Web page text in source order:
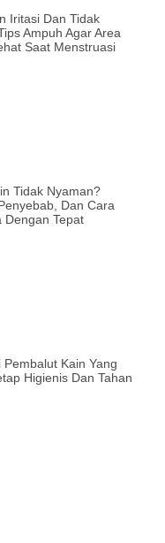
Iritasi Dan Tidak
Ampuh Agar Area
Saat Menstruasi
Tidak Nyaman?
Dan Cara
Dengan Tepat
Kain Yang
Higienis Dan Tahan